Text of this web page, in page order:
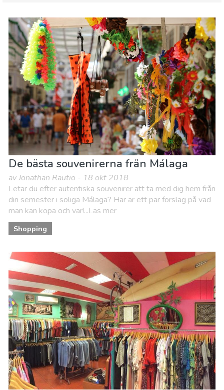
Barn & Familj
Lokala evenemang
Mat & Restauranger
Museum & Konst
Nattliv & Barer
Natur och Friluftsliv
Shopping
Sport & Äventyr
Stränder Vart ska man bo
De bästa souvenirerna från Málaga
av Jonathan Rautio - 18 okt 2018
Letar du efter autentiska souvenirer att ta med dig hem från
din semester i soliga Málaga? Här är ett par förslag på vad
man kan köpa och var!...Läs mer
Shopping